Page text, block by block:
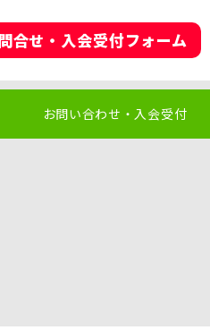
合せ・入会受付フォーム
お問い合わせ・入会受付